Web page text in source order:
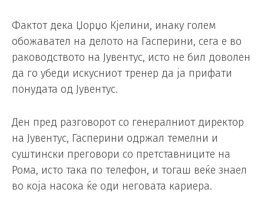
Фактот дека Џорџо Кјелини, инаку голем
обожавател на делото на Гасперини, сега е во
раководството на Јувентус, исто не бил доволен
да го убеди искусниот тренер да ја прифати
понудата од Јувентус.
Ден пред разговорот со генералниот директор
на Јувентус, Гасперини одржал темелни и
суштински преговори со претставниците на
Рома, исто така по телефон, и тогаш веќе знаел
во која насока ќе оди неговата кариера.